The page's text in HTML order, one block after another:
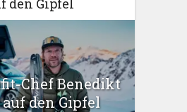
den Gipfel
Chef Benedikt
den Gipfel